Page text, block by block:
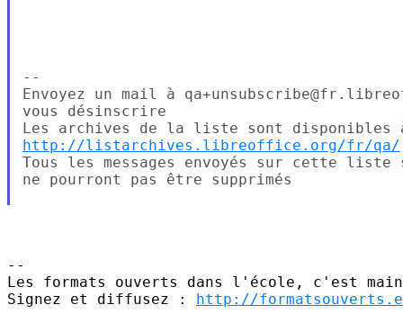
--
Envoyez un mail à
vous désinscrire
http://listarchives.libreoffice.org/fr/qa/
Tous les messages envoyés sur cette
ne pourront pas être supprimés
--
Les formats ouverts dans l'école, c'est
Signez et diffusez : http://